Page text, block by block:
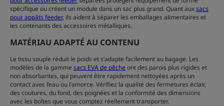
spécifique ou créent un module dans un sac plus grand. Quant auxsacs
pour appâts feeder, ils aident à séparer les emballages alimentaires et
les contenants des accessoires métalliques.
MATÉRIAU ADAPTÉ AU CONTENU
Le tissu souple réduit le poids et s’adapte facilement au bagage. Les
modèles de la gamme sacs EVA de pêche ont des parois plus rigides et
non absorbantes, qui peuvent être rapidement nettoyées après un
contact avec l’eau ou l’amorce. Vérifiez la qualité des fermetures éclair,
des coutures, du fond, des poignées et la conformité des dimensions
avec les boîtes que vous comptez réellement transporter.